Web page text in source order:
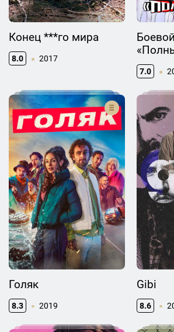
Конец ***го мира
8.0 2017
7.0
Голяк
8.3 2019
Gibi
8.6